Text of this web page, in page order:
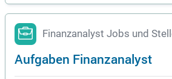
Finanzanalyst Jobs und
Aufgaben Finanzanalyst